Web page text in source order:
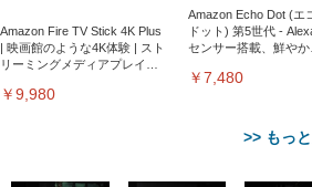
Amazon Fire TV Stick 4K Plus
| 映画館のような4K体験 | スト
リーミングメディアプレイヤ
￥9,980
Amazon Echo Dot (エ
ドット) 第5世代 -
センサー搭載、鮮やか
￥7,480
>> もっ